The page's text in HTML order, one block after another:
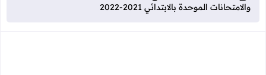
والامتحانات الموحدة بالابتدائي 2021-2022